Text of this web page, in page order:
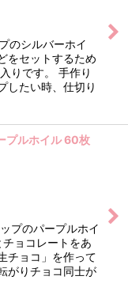
のシルバーホイ
をセットするため
りです。 手作り
したい時、仕切り
プルホイル 60枚
プのパープルホイ
ョコレートをあ
チョコ」を作って
がりチョコ同士が